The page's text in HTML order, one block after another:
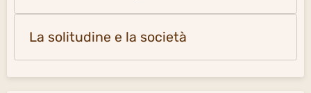
La solitudine e la società